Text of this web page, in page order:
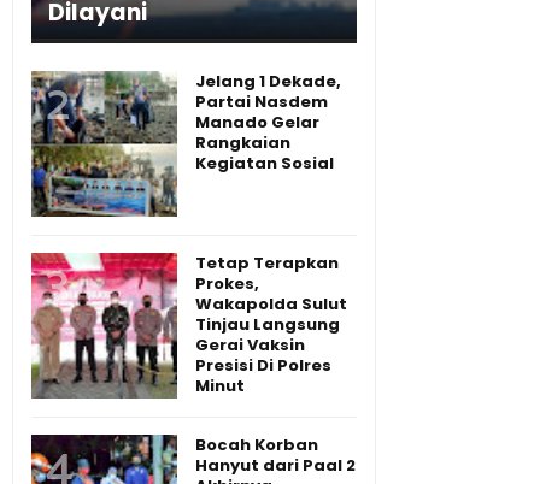
Dilayani
Jelang 1 Dekade,
Partai Nasdem
Manado Gelar
Rangkaian
Kegiatan Sosial
Tetap Terapkan
Prokes,
Wakapolda Sulut
Tinjau Langsung
Gerai Vaksin
Presisi Di Polres
Minut
Bocah Korban
Hanyut dari Paal 2